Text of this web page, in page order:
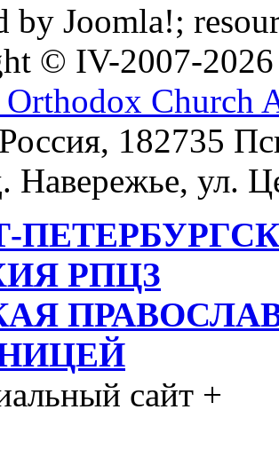
by Joomla!;
© IV-2007-2026
Orthodox Church
182735
Навережье, ул.
РПЦЗ
сайт +